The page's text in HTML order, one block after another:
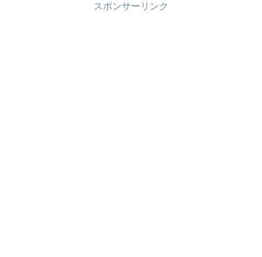
スポンサーリンク